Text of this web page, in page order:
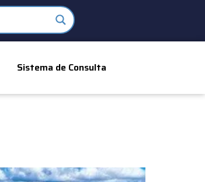
Sistema de Consulta